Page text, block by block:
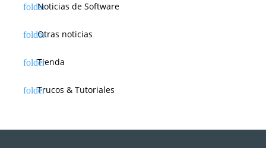
Noticias de Software
Otras noticias
Tienda
Trucos & Tutoriales